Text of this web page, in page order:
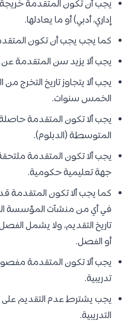
يجب أن تكون المتقدمة
إداري، أدبي) أو ما يعادلها.
كما يجب يجب أن تكون
يجب ألا يزيد سن المتقدمة عن 25 سنة.
يجب ألا يتجاوز تاريخ التخرج من
الخمس سنوات.
يجب ‌ألا تكون المتقدمة
المتوسطة (الدبلوم).
يجب ألا تكون المتقدمة
جهة تعليمية حكومية.
كما يجب ألا تكون المتقدمة
تاريخ التقديم، ولا يشمل
أو الفصل.
يجب ‌ألا تكون المتقدمة
تدريبية.
يجب يشترط عدم التقديم على
التدريبية.